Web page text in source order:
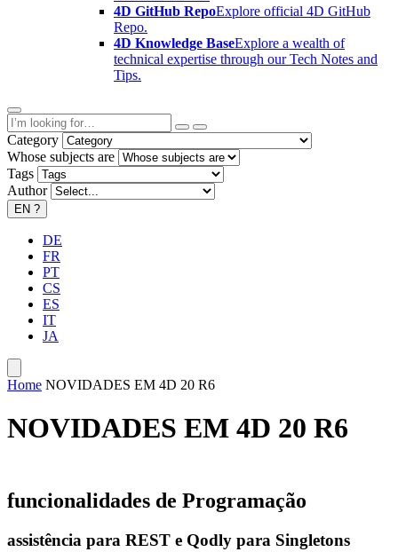
4D GitHub RepoExplore official 4D GitHub
Repo.
4D Knowledge BaseExplore a wealth of
technical expertise through our Tech Notes and
Tips.
Category
Whose subjects are
Tags
Author
EN ?
DE
FR
PT
CS
ES
IT
JA
Home NOVIDADES EM 4D 20 R6
NOVIDADES EM 4D 20 R6
funcionalidades de Programação
assistência para REST e Qodly para Singletons